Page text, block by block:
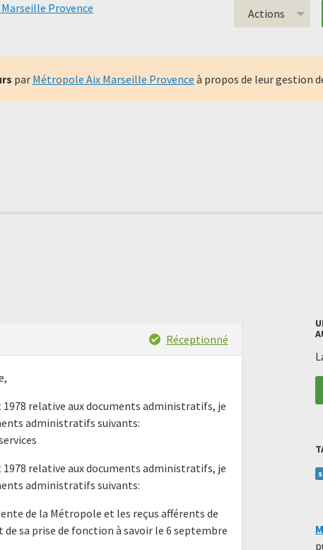
Provence Actions
par Métropole Aix Marseille Provence à propos de leur gestion
Réceptionné
relative aux documents administratifs, je
administratifs suivants:
relative aux documents administratifs, je
administratifs suivants:
de la Métropole et les reçus afférents de
sa prise de fonction à savoir le 6 septembre